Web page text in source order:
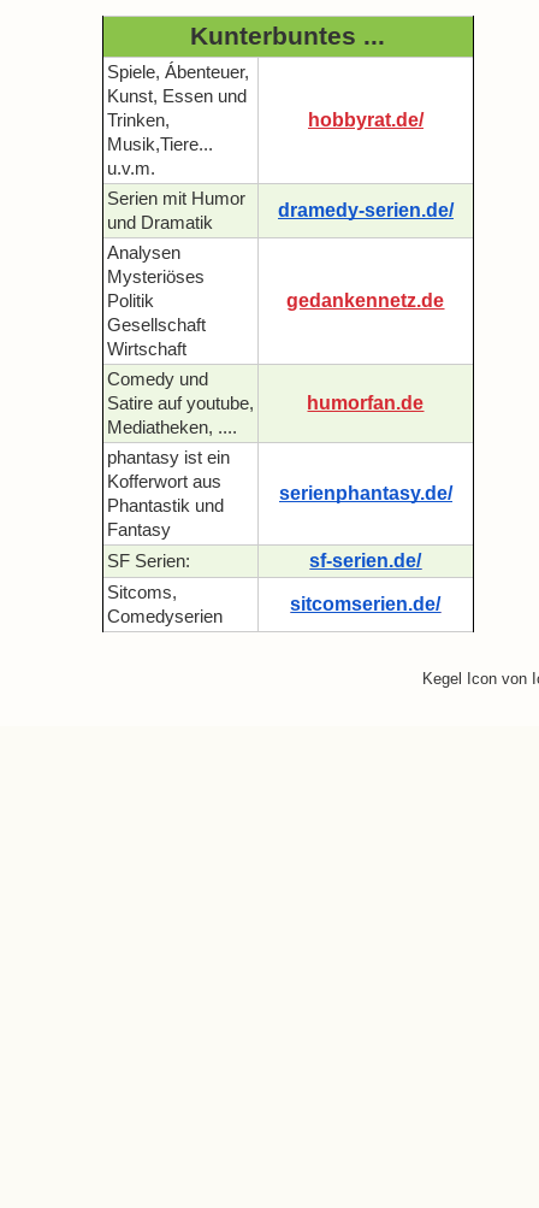
Kunterbuntes ...
Spiele, Ábenteuer,
Kunst, Essen und
Trinken,
Musik,Tiere...
u.v.m.
hobbyrat.de/
Serien mit Humor
und Dramatik
dramedy-serien.de/
Analysen
Mysteriöses
Politik
Gesellschaft
Wirtschaft
gedankennetz.de
Comedy und
Satire auf youtube,
Mediatheken, ....
humorfan.de
phantasy ist ein
Kofferwort aus
Phantastik und
Fantasy
serienphantasy.de/
SF Serien: sf-serien.de/
Sitcoms,
Comedyserien
sitcomserien.de/
Kegel Icon von